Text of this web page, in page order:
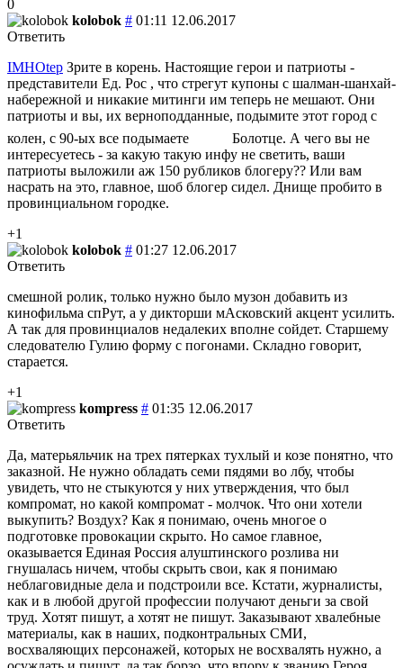
0
kolobok # 01:11 12.06.2017
Ответить
IMHOtep Зрите в корень. Настоящие герои и патриоты -
представители Ед. Рос , что стрегут купоны с шалман-шанхай-
набережной и никакие митинги им теперь не мешают. Они
патриоты и вы, их верноподданные, подымите этот город с
колен, с 90-ых все подымаете
Болотце. А чего вы не
интересуетесь - за какую такую инфу не светить, ваши
патриоты выложили аж 150 рубликов блогеру?? Или вам
насрать на это, главное, шоб блогер сидел. Днище пробито в
провинциальном городке.
+1
kolobok # 01:27 12.06.2017
Ответить
смешной ролик, только нужно было музон добавить из
кинофильма спРут, а у дикторши мАсковский акцент усилить.
А так для провинциалов недалеких вполне сойдет. Старшему
следователю Гулию форму с погонами. Складно говорит,
старается.
+1
kompress # 01:35 12.06.2017
Ответить
Да, матерьяльчик на трех пятерках тухлый и козе понятно, что
заказной. Не нужно обладать семи пядями во лбу, чтобы
увидеть, что не стыкуются у них утверждения, что был
компромат, но какой компромат - молчок. Что они хотели
выкупить? Воздух? Как я понимаю, очень многое о
подготовке провокации скрыто. Но самое главное,
оказывается Единая Россия алуштинского розлива ни
гнушалась ничем, чтобы скрыть свои, как я понимаю
неблаговидные дела и подстроили все. Кстати, журналисты,
как и в любой другой профессии получают деньги за свой
труд. Хотят пишут, а хотят не пишут. Заказывают хвалебные
материалы, как в наших, подконтральных СМИ,
восхваляющих персонажей, которых не восхвалять нужно, а